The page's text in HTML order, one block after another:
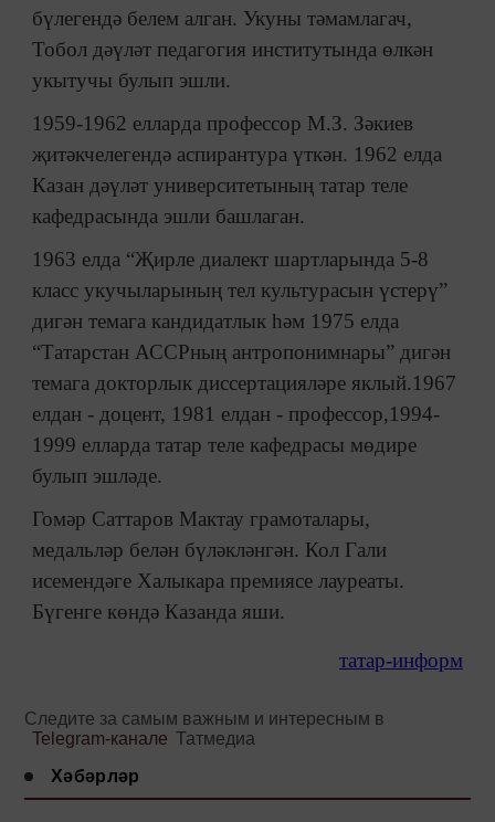
бүлегендә белем алган. Укуны тәмамлагач,
Тобол дәүләт педагогия институтында өлкән
укытучы булып эшли.
1959-1962 елларда профессор М.З. Зәкиев
җитәкчелегендә аспирантура үткән. 1962 елда
Казан дәүләт университетының татар теле
кафедрасында эшли башлаган.
1963 елда “Җирле диалект шартларында 5-8
класс укучыларының тел культурасын үстерү”
дигән темага кандидатлык һәм 1975 елда
“Татарстан АССРның антропонимнары” дигән
темага докторлык диссертацияләре яклый.1967
елдан - доцент, 1981 елдан - профессор,1994-
1999 елларда татар теле кафедрасы мөдире
булып эшләде.
Гомәр Саттаров Мактау грамоталары,
медальләр белән бүләкләнгән. Кол Гали
исемендәге Халыкара премиясе лауреаты.
Бүгенге көндә Казанда яши.
татар-информ
Следите за самым важным и интересным в
Telegram-канале Татмедиа
Хәбәрләр